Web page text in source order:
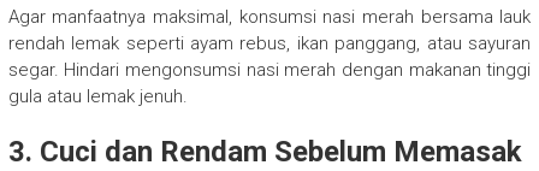
Agar manfaatnya maksimal, konsumsi nasi merah bersama lauk
rendah lemak seperti ayam rebus, ikan panggang, atau sayuran
segar. Hindari mengonsumsi nasi merah dengan makanan tinggi
gula atau lemak jenuh.
3. Cuci dan Rendam Sebelum Memasak